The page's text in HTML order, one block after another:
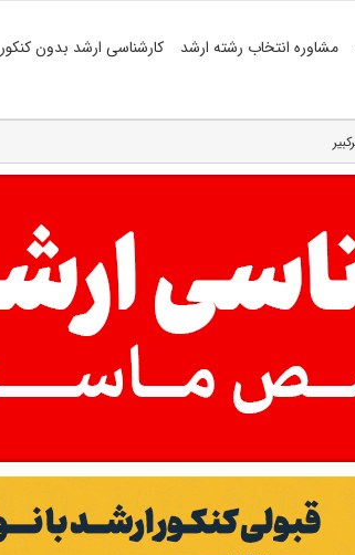
مشاوره انتخاب رشته ارشد کارشناسی ارشد بدون کنکور